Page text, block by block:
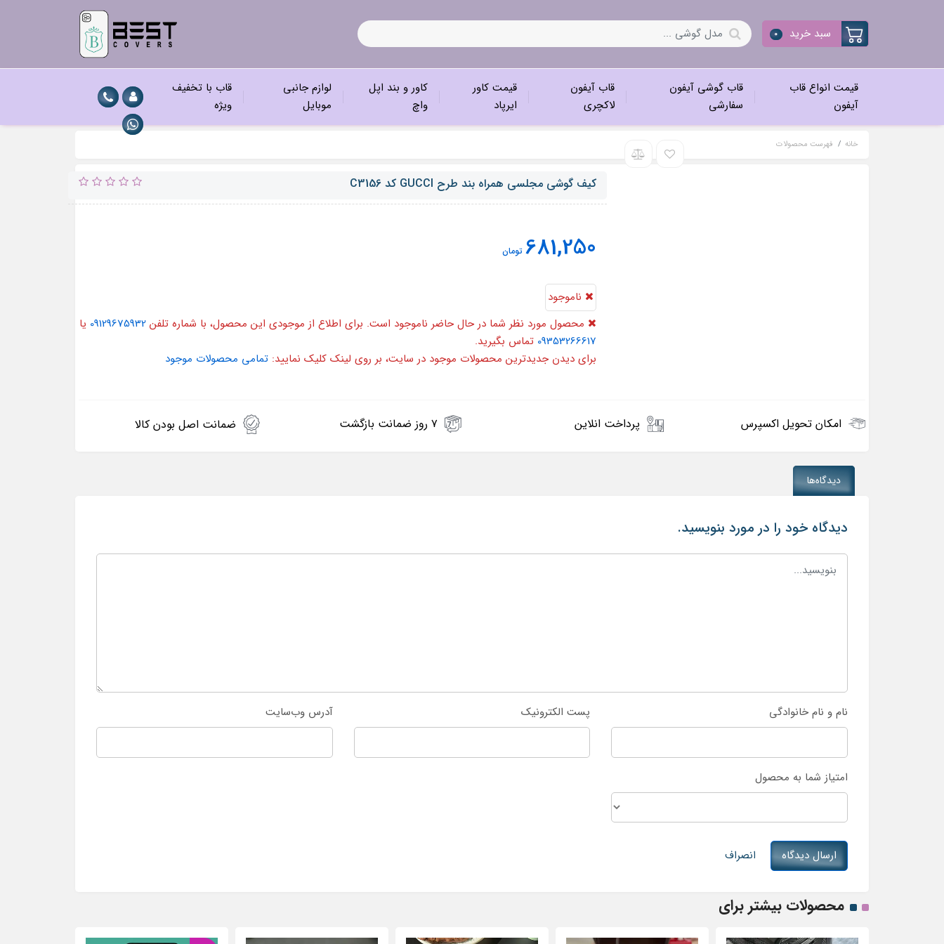
سبد خرید 0
قیمت انواع قاب
آیفون
قاب گوشی آیفون
سفارشی
قاب آیفون
لاکچری
قیمت کاور
ایرپاد
کاور و بند اپل
واچ
لوازم جانبی
موبایل
قاب با تخفیف
ویژه
خانه فهرست محصولات
کیف گوشی مجلسی همراه بند طرح GUCCI کد C3156
681,250 تومان
ناموجود
محصول مورد نظر شما در حال حاضر ناموجود است. برای اطلاع از موجودی این محصول، با شماره تلفن09129675932 یا
09353266617 تماس بگیرید.
برای دیدن جدیدترین محصولات موجود در سایت، بر روی لینک کلیک نمایید:تمامی محصولات موجود
امکان تحویل اکسپرس پرداخت انلاین ۷ روز ضمانت بازگشت ضمانت اصل بودن کالا
دیدگاه‌ها
دیدگاه خود را در مورد بنویسید.
نام و نام خانوادگی پست الکترونیک آدرس وب‌سایت
امتیاز شما به محصول
ارسال دیدگاه انصراف
محصولات بیشتر برای